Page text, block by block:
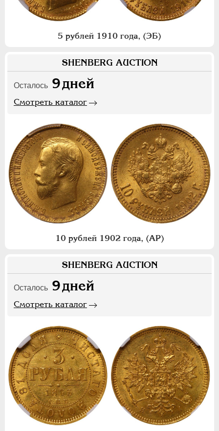
5 рублей 1910 года, (ЭБ)
SHENBERG AUCTION
Осталось 9дней
Смотреть каталог
10 рублей 1902 года, (АР)
SHENBERG AUCTION
Осталось 9дней
Смотреть каталог